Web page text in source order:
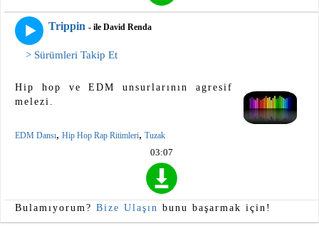
Trippin - ile David Renda
> Sürümleri Takip Et
Hip hop ve EDM unsurlarının agresif
melezi.
EDM Dansı, Hip Hop Rap Ritimleri, Tuzak
03:07
Bulamıyorum? Bize Ulaşın bunu başarmak için!